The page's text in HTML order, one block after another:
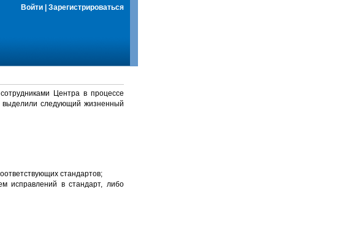
Войти Зарегистрироваться
Центра в процессе
следующий жизненный
стандартов;
исправлений в стандарт, либо